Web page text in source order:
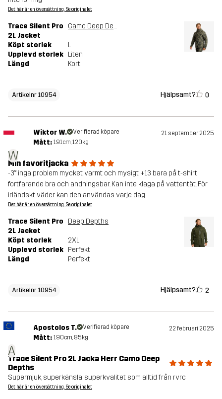
Det här är en översättning. Se originalet
Trace Silent Pro
2L Jacket
Camo Deep Depths
Köpt storlek
L
Upplevd storlek Liten
Längd
Kort
Artikelnr 10954 Hjälpsamt? 0
W
Wiktor W. Verifierad köpare 21 september 2025
Mått: 191cm, 120kg
Min favoritjacka
-3° inga problem mycket varmt och mysigt +13 bara på t-shirt
fortfarande bra och andningsbar. Kan inte klaga på vattentät. För
irländskt väder kan den användas varje dag.
Det här är en översättning. Se originalet
Trace Silent Pro
2L Jacket
Deep Depths
Köpt storlek
2XL
Upplevd storlek Perfekt
Längd
Perfekt
Artikelnr 10954 Hjälpsamt? 2
A
Apostolos T. Verifierad köpare 22 februari 2025
Mått: 190cm, 85kg
Trace Silent Pro 2L Jacka Herr Camo Deep
Depths
Supermjuk, superkänsla, superkvalitet som alltid från rvrc
Det här är en översättning. Se originalet